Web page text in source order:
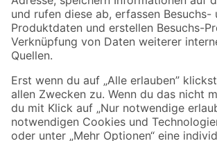
Zahlungsarten Versandarten
Sicher einkaufen
Jetzt die toom-App herunterladen